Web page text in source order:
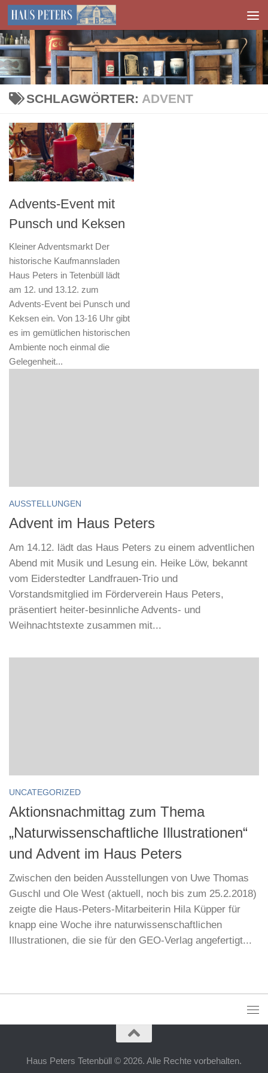
Zum Inhalt springen
SCHLAGWÖRTER: ADVENT
Advents-Event mit
Punsch und Keksen
Kleiner Adventsmarkt Der
historische Kaufmannsladen
Haus Peters in Tetenbüll lädt
am 12. und 13.12. zum
Advents-Event bei Punsch und
Keksen ein. Von 13-16 Uhr gibt
es im gemütlichen historischen
Ambiente noch einmal die
Gelegenheit...
AUSSTELLUNGEN
Advent im Haus Peters
Am 14.12. lädt das Haus Peters zu einem adventlichen
Abend mit Musik und Lesung ein. Heike Löw, bekannt
vom Eiderstedter Landfrauen-Trio und
Vorstandsmitglied im Förderverein Haus Peters,
präsentiert heiter-besinnliche Advents- und
Weihnachtstexte zusammen mit...
UNCATEGORIZED
Aktionsnachmittag zum Thema
„Naturwissenschaftliche Illustrationen“
und Advent im Haus Peters
Zwischen den beiden Ausstellungen von Uwe Thomas
Guschl und Ole West (aktuell, noch bis zum 25.2.2018)
zeigte die Haus-Peters-Mitarbeiterin Hila Küpper für
knapp eine Woche ihre naturwissenschaftlichen
Illustrationen, die sie für den GEO-Verlag angefertigt...
Haus Peters Tetenbüll © 2026. Alle Rechte vorbehalten.